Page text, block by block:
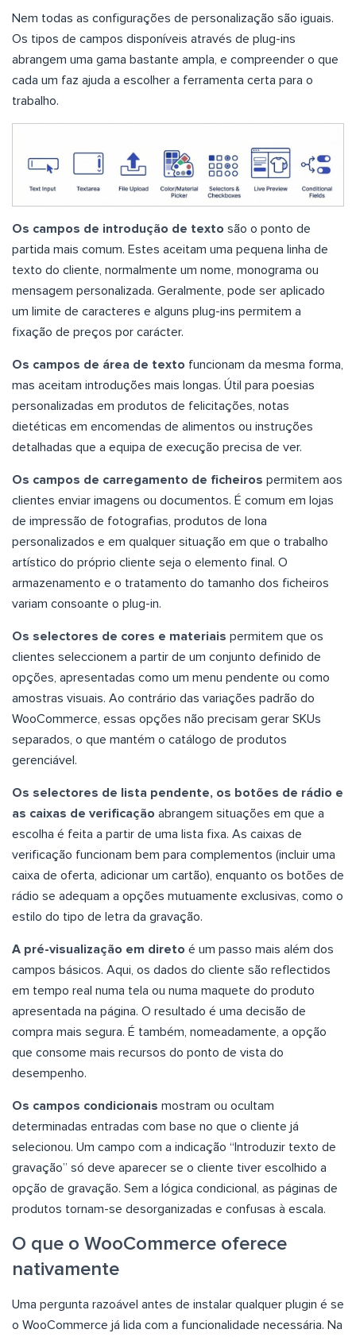
Nem todas as configurações de personalização são iguais.
Os tipos de campos disponíveis através de plug-ins
abrangem uma gama bastante ampla, e compreender o que
cada um faz ajuda a escolher a ferramenta certa para o
trabalho.
Os campos de introdução de texto são o ponto de
partida mais comum. Estes aceitam uma pequena linha de
texto do cliente, normalmente um nome, monograma ou
mensagem personalizada. Geralmente, pode ser aplicado
um limite de caracteres e alguns plug-ins permitem a
fixação de preços por carácter.
Os campos de área de texto funcionam da mesma forma,
mas aceitam introduções mais longas. Útil para poesias
personalizadas em produtos de felicitações, notas
dietéticas em encomendas de alimentos ou instruções
detalhadas que a equipa de execução precisa de ver.
Os campos de carregamento de ficheiros permitem aos
clientes enviar imagens ou documentos. É comum em lojas
de impressão de fotografias, produtos de lona
personalizados e em qualquer situação em que o trabalho
artístico do próprio cliente seja o elemento final. O
armazenamento e o tratamento do tamanho dos ficheiros
variam consoante o plug-in.
Os selectores de cores e materiais permitem que os
clientes seleccionem a partir de um conjunto definido de
opções, apresentadas como um menu pendente ou como
amostras visuais. Ao contrário das variações padrão do
WooCommerce, essas opções não precisam gerar SKUs
separados, o que mantém o catálogo de produtos
gerenciável.
Os selectores de lista pendente, os botões de rádio e
as caixas de verificação abrangem situações em que a
escolha é feita a partir de uma lista fixa. As caixas de
verificação funcionam bem para complementos (incluir uma
caixa de oferta, adicionar um cartão), enquanto os botões de
rádio se adequam a opções mutuamente exclusivas, como o
estilo do tipo de letra da gravação.
A pré-visualização em direto é um passo mais além dos
campos básicos. Aqui, os dados do cliente são reflectidos
em tempo real numa tela ou numa maquete do produto
apresentada na página. O resultado é uma decisão de
compra mais segura. É também, nomeadamente, a opção
que consome mais recursos do ponto de vista do
desempenho.
Os campos condicionais mostram ou ocultam
determinadas entradas com base no que o cliente já
selecionou. Um campo com a indicação “Introduzir texto de
gravação” só deve aparecer se o cliente tiver escolhido a
opção de gravação. Sem a lógica condicional, as páginas de
produtos tornam-se desorganizadas e confusas à escala.
O que o WooCommerce oferece
nativamente
Uma pergunta razoável antes de instalar qualquer plugin é se
o WooCommerce já lida com a funcionalidade necessária. Na